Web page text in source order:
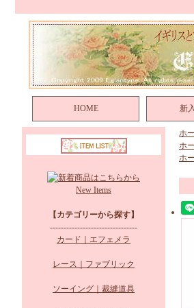
HOME 新
New Items
【カテゴリーから探す】
--------------------------------
カード｜エフェメラ
レース｜ファブリック
ソーイング｜裁縫道具
ホ
ホ
ホ